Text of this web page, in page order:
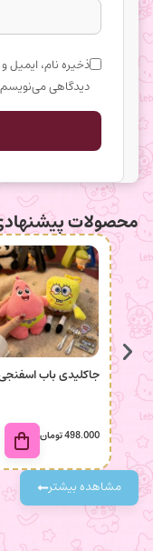
ذخیره نام، ایمیل
دیدگاهی
محصولات
جاکلیدی باب
498.000تومان
مشاهده بیشتر